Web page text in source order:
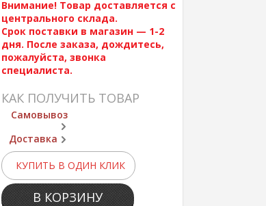
Внимание! Товар доставляется с
центрального склада.
Срок поставки в магазин — 1-2
дня. После заказа, дождитесь,
пожалуйста, звонка
специалиста.
КАК ПОЛУЧИТЬ ТОВАР
Самовывоз
Доставка
КУПИТЬ В ОДИН КЛИК
В КОРЗИНУ